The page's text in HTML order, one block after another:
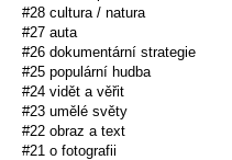
#28 cultura / natura
#27 auta
#26 dokumentární strategie
#25 populární hudba
#24 vidět a věřit
#23 umělé světy
#22 obraz a text
#21 o fotografii